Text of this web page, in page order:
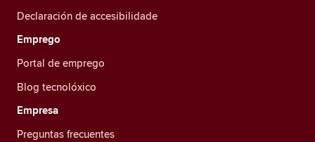
Declaración de accesibilidade
Emprego
Portal de emprego
Blog tecnolóxico
Empresa
Preguntas frecuentes